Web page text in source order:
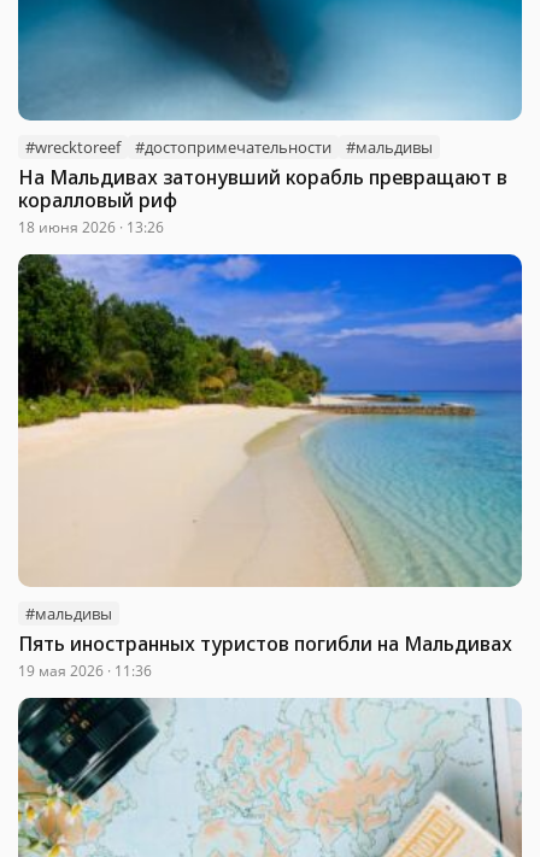
#wrecktoreef #достопримечательности #мальдивы
На Мальдивах затонувший корабль превращают в
коралловый риф
18 июня 2026 · 13:26
#мальдивы
Пять иностранных туристов погибли на Мальдивах
19 мая 2026 · 11:36